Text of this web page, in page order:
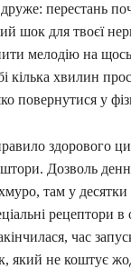
перестань
шок для твоєї
мелодію на
кілька хвилин
повернутися у
здорового
Дозволь
там у десятки
рецептори
час
який не коштує